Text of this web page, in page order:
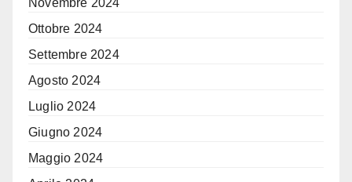
Novembre 2024
Ottobre 2024
Settembre 2024
Agosto 2024
Luglio 2024
Giugno 2024
Maggio 2024